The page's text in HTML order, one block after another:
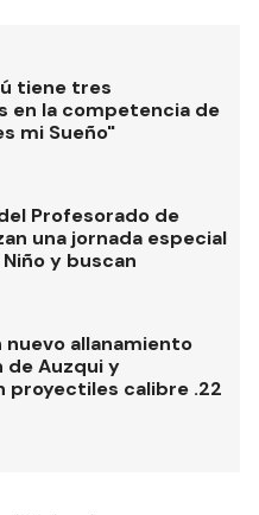
tiene tres
en la competencia de
mi Sueño"
Profesorado de
una jornada especial
y buscan
nuevo allanamiento
de Auzqui y
proyectiles calibre .22